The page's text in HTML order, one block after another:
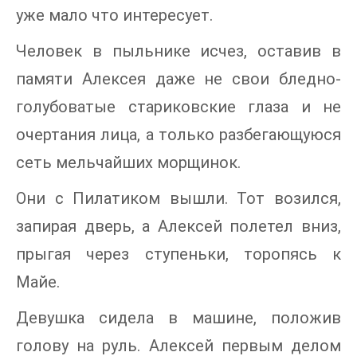
уже мало что интересует.
Человек в пыльнике исчез, оставив в
памяти Алексея даже не свои бледно-
голубоватые стариковские глаза и не
очертания лица, а только разбегающуюся
сеть мельчайших морщинок.
Они с Пилатиком вышли. Тот возился,
запирая дверь, а Алексей полетел вниз,
прыгая через ступеньки, торопясь к
Майе.
Девушка сидела в машине, положив
голову на руль. Алексей первым делом